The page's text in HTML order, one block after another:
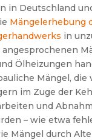
in Deutschland
Mängelerhebung
in
angesprochenen
Ölheizungen
Mängel, die
im Zuge der
und
– wie etwa
Mängel durch